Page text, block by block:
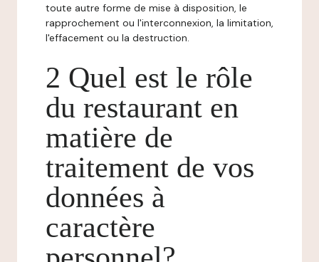
toute autre forme de mise à disposition, le
rapprochement ou l'interconnexion, la limitation,
l'effacement ou la destruction.
2 Quel est le rôle
du restaurant en
matière de
traitement de vos
données à
caractère